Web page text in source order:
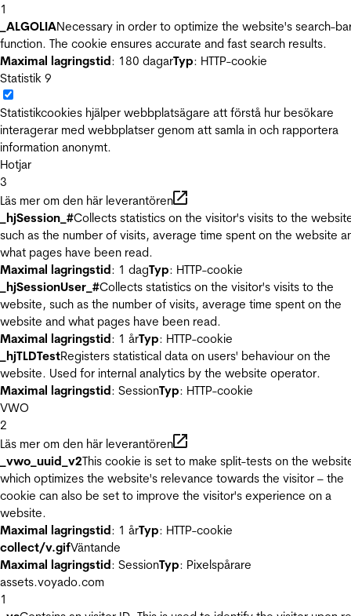
1
_ALGOLIANecessary in order to optimize the website's search-
function. The cookie ensures accurate and fast search results.
Maximal lagringstid: 180 dagarTyp: HTTP-cookie
Statistik 9
Statistikcookies hjälper webbplatsägare att förstå hur besökare
interagerar med webbplatser genom att samla in och rapportera
information anonymt.
Hotjar
3
Läs mer om den här leverantören
_hjSession_#Collects statistics on the visitor's visits to the
such as the number of visits, average time spent on the website
what pages have been read.
Maximal lagringstid: 1 dagTyp: HTTP-cookie
_hjSessionUser_#Collects statistics on the visitor's visits to the
website, such as the number of visits, average time spent on the
website and what pages have been read.
Maximal lagringstid: 1 årTyp: HTTP-cookie
_hjTLDTestRegisters statistical data on users' behaviour on the
website. Used for internal analytics by the website operator.
Maximal lagringstid: SessionTyp: HTTP-cookie
VWO
2
Läs mer om den här leverantören
_vwo_uuid_v2This cookie is set to make split-tests on the
which optimizes the website's relevance towards the visitor – the
cookie can also be set to improve the visitor's experience on a
website.
Maximal lagringstid: 1 årTyp: HTTP-cookie
collect/v.gifVäntande
Maximal lagringstid: SessionTyp: Pixelspårare
assets.voyado.com
1